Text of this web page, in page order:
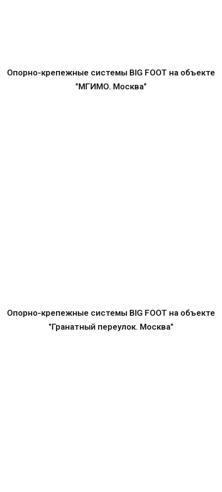
Опорно-крепежные системы BIG FOOT на объекте
"МГИМО. Москва"
Опорно-крепежные системы BIG FOOT на объекте
"Гранатный переулок. Москва"